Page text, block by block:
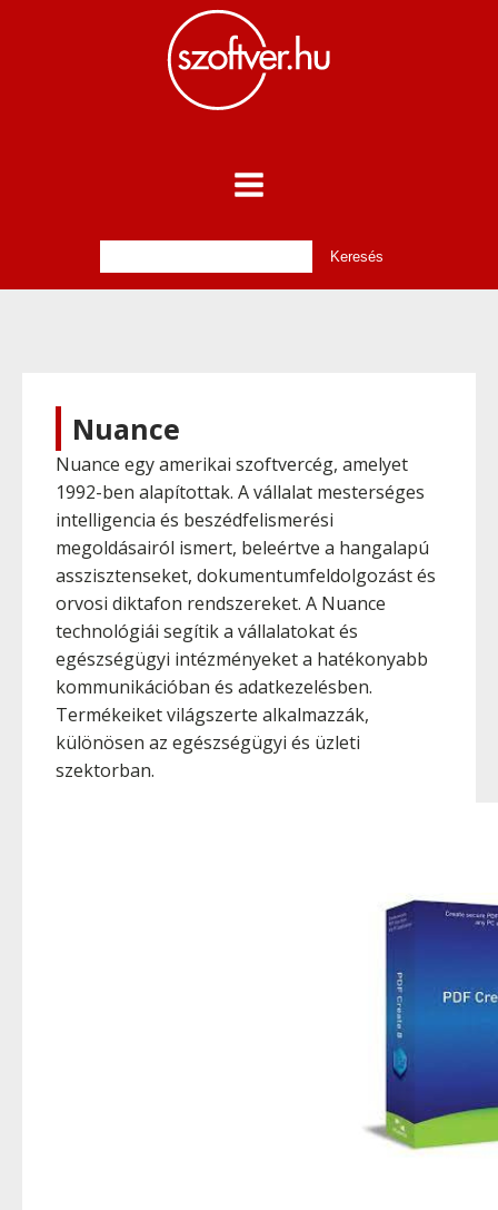
Nuance
Nuance egy amerikai szoftvercég, amelyet
1992-ben alapítottak. A vállalat mesterséges
intelligencia és beszédfelismerési
megoldásairól ismert, beleértve a hangalapú
asszisztenseket, dokumentumfeldolgozást és
orvosi diktafon rendszereket. A Nuance
technológiái segítik a vállalatokat és
egészségügyi intézményeket a hatékonyabb
kommunikációban és adatkezelésben.
Termékeiket világszerte alkalmazzák,
különösen az egészségügyi és üzleti
szektorban.